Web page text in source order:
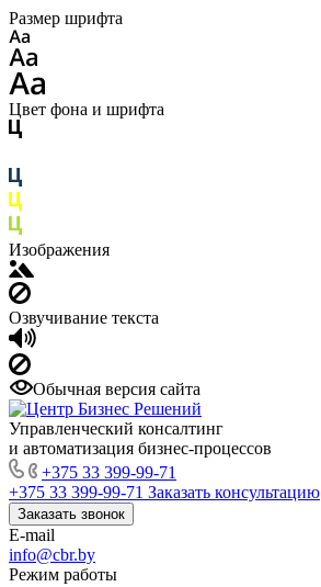
Размер шрифта
Цвет фона и шрифта
Изображения
Озвучивание текста
Обычная версия сайта
Управленческий консалтинг
и автоматизация бизнес-процессов
+375 33 399-99-71
+375 33 399-99-71 Заказать консультацию
Заказать звонок
E-mail
info@cbr.by
Режим работы